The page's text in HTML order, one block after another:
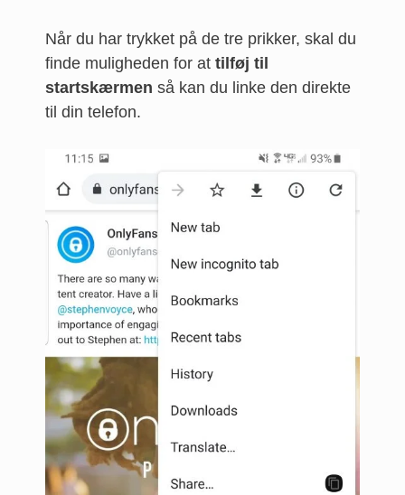
Når du har trykket på de tre prikker, skal du
finde muligheden for at tilføj til
startskærmen så kan du linke den direkte
til din telefon.